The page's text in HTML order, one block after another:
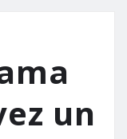
un